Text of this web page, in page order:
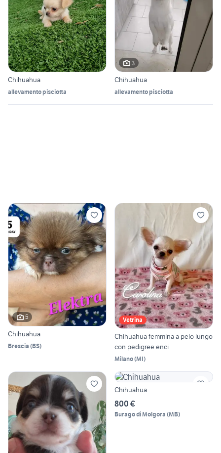
Chihuahua
allevamento pisciotta
3
Chihuahua
allevamento pisciotta
5
Chihuahua
Brescia (BS)
Vetrina
Chihuahua femmina a pelo lungo
con pedigree enci
Milano(MI)
Chihuahua
800 €
Burago di Molgora (MB)